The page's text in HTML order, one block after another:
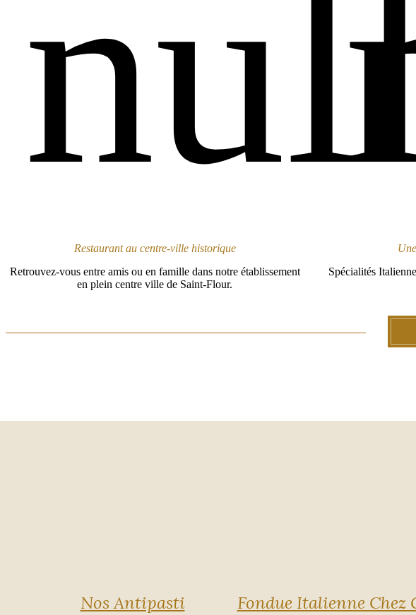
Restaurant au centre-ville historique
Retrouvez-vous entre amis ou en famille dans notre établissement
en plein centre ville de Saint-Flour.
Spécialités
Nos Antipasti Fondue Italienne Chez